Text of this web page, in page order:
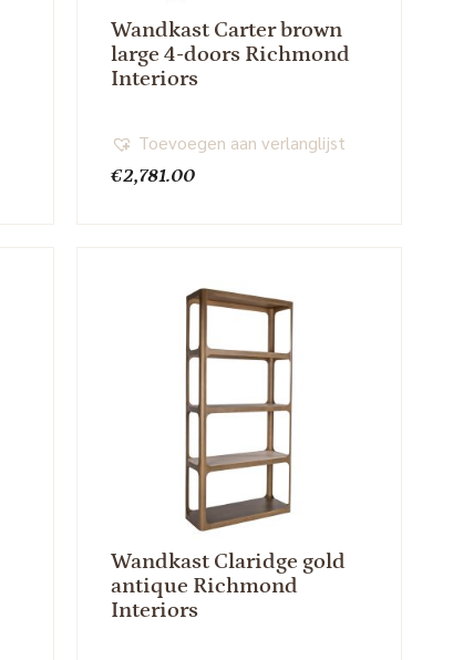
Wandkast Carter brown
large 4-doors Richmond
Interiors
€2,781.00
Toevoegen aan verlanglijst
Wandkast Claridge gold
antique Richmond
Interiors